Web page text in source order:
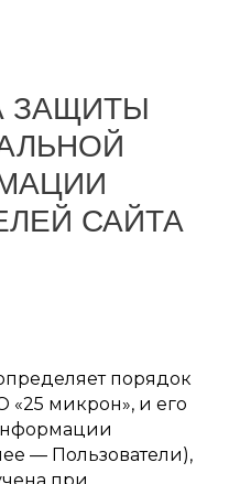
ЗАЩИТЫ
САЙТА
порядок
микрон», и его
— Пользователи),